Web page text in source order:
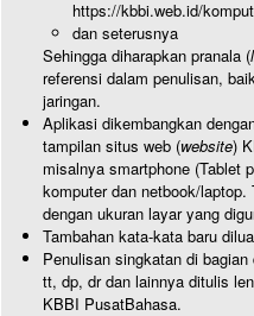
https://kbbi.web.id/
dan seterusnya
Sehingga diharapkan pranala (
referensi dalam penulisan,
jaringan.
Aplikasi dikembangkan
tampilan situs web (website)
misalnya smartphone (Tablet
komputer dan netbook/
dengan ukuran layar yang
Tambahan kata-kata baru
Penulisan singkatan di
tt, dp, dr dan lainnya ditulis
KBBI PusatBahasa.